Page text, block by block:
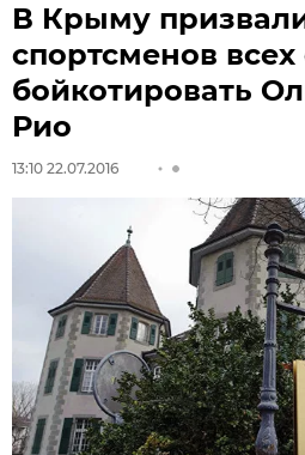
В Крыму
спортсменов всех
бойкотировать
Рио
13:10 22.07.2016